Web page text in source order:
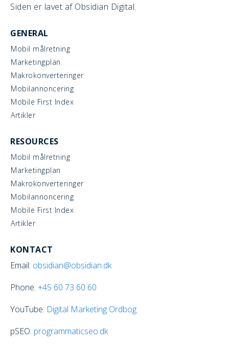
Siden er lavet af Obsidian Digital.
GENERAL
Mobil målretning
Marketingplan
Makrokonverteringer
Mobilannoncering
Mobile First Index
Artikler
RESOURCES
Mobil målretning
Marketingplan
Makrokonverteringer
Mobilannoncering
Mobile First Index
Artikler
KONTACT
Email: obsidian@obsidian.dk
Phone: +45 60 73 60 60
YouTube: Digital Marketing Ordbog
pSEO: programmaticseo.dk